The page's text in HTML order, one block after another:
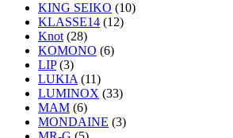
KING SEIKO (10)
KLASSE14 (12)
Knot (28)
KOMONO (6)
LIP(3)
LUKIA (11)
LUMINOX (33)
MAM (6)
MONDAINE (3)